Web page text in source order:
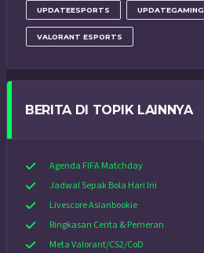
UPDATEESPORTS UPDATEGAMING
VALORANT ESPORTS
BERITA DI TOPIK LAINNYA
Agenda FIFA Matchday
Jadwal Sepak Bola Hari Ini
Livescore Asianbookie
Ringkasan Cerita & Pemeran
Meta Valorant/CS2/CoD